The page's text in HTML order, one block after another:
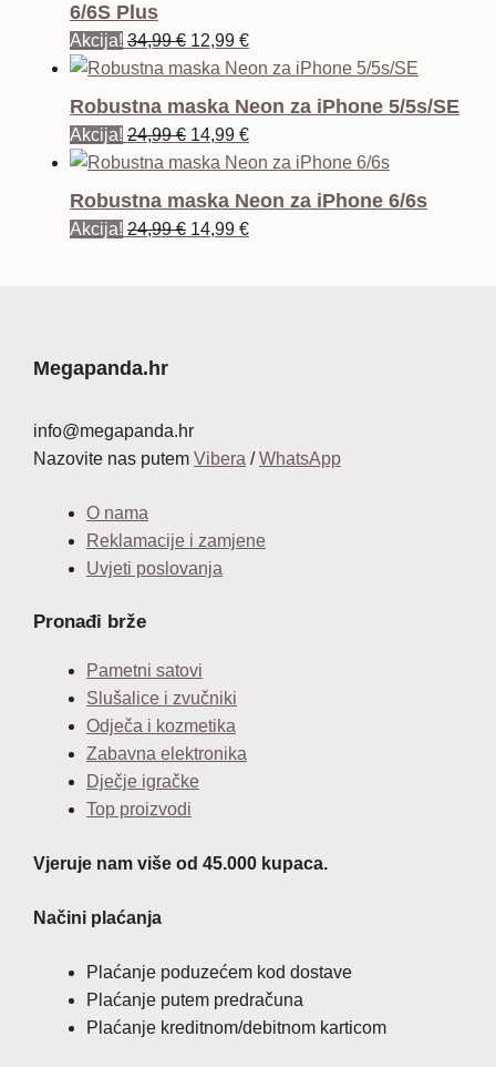
6/6S Plus
Akcija! 34,99€ Izvorna
cijena
bila
12,99 €Trenutna
cijena
Robustna maska Neon za iPhone 5/5s/SE
Akcija! 24,99€ Izvorna
cijena
bila
14,99 €Trenutna
cijena
Robustna maska Neon za iPhone 6/6s
Akcija! 24,99€ Izvorna
14,99 €Trenutna
Megapanda.hr
info@megapanda.hr
Nazovite nas putem Vibera /WhatsApp
O nama
Reklamacije i zamjene
Uvjeti poslovanja
Pronađi brže
Pametni satovi
Slušalice i zvučniki
Odječa i kozmetika
Zabavna elektronika
Dječje igračke
Top proizvodi
Vjeruje nam više od 45.000 kupaca.
Načini plaćanja
Plaćanje poduzećem kod dostave
Plaćanje putem predračuna
Plaćanje kreditnom/debitnom karticom